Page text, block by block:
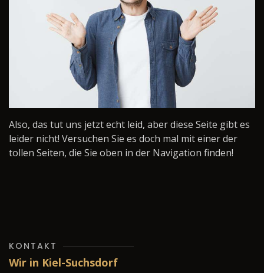
Also, das tut uns jetzt echt leid, aber diese Seite gibt es
leider nicht! Versuchen Sie es doch mal mit einer der
tollen Seiten, die Sie oben in der Navigation finden!
KONTAKT
Wir in Kiel-Suchsdorf